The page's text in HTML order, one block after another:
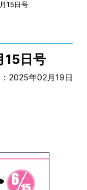
15日号
日号
2025年02月19日